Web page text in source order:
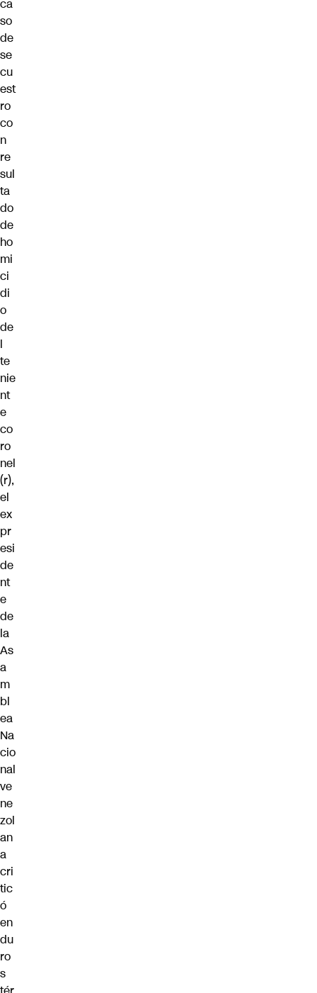
ca
so
de
se
cu
est
ro
co
n
re
sul
ta
do
de
ho
mi
ci
di
o
de
l
te
nie
nt
e
co
ro
nel
(r),
el
ex
pr
esi
de
nt
e
de
la
As
a
m
bl
ea
Na
cio
nal
ve
ne
zol
an
a
cri
tic
ó
en
du
ro
s